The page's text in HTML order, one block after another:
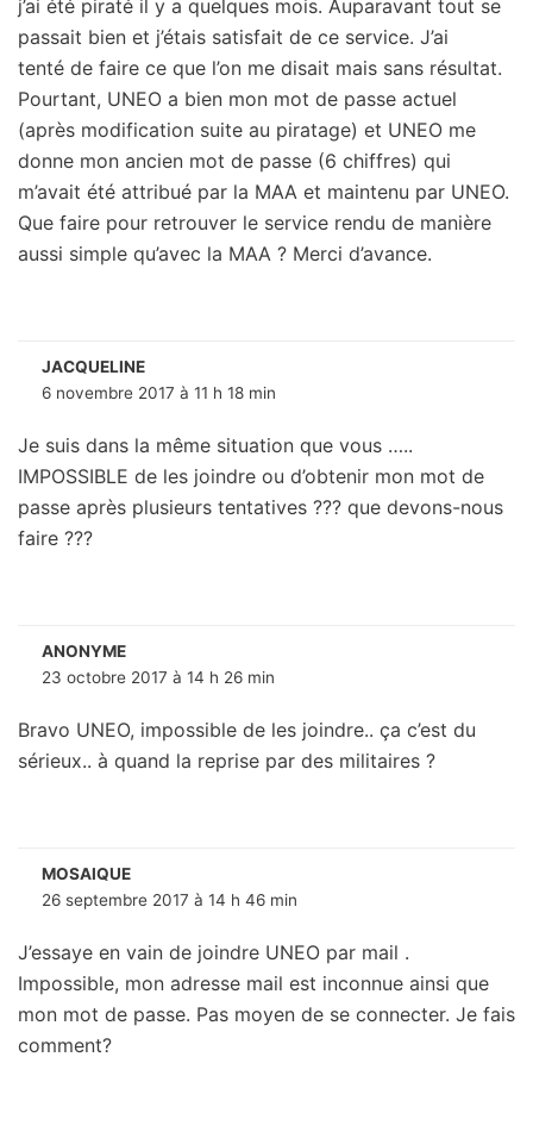
j’ai été piraté il y a quelques mois. Auparavant tout se
passait bien et j’étais satisfait de ce service. J’ai
tenté de faire ce que l’on me disait mais sans résultat.
Pourtant, UNEO a bien mon mot de passe actuel
(après modification suite au piratage) et UNEO me
donne mon ancien mot de passe (6 chiffres) qui
m’avait été attribué par la MAA et maintenu par UNEO.
Que faire pour retrouver le service rendu de manière
aussi simple qu’avec la MAA ? Merci d’avance.
JACQUELINE
6 novembre 2017 à 11 h 18 min
Je suis dans la même situation que vous …..
IMPOSSIBLE de les joindre ou d’obtenir mon mot de
passe après plusieurs tentatives ??? que devons-nous
faire ???
ANONYME
23 octobre 2017 à 14 h 26 min
Bravo UNEO, impossible de les joindre.. ça c’est du
sérieux.. à quand la reprise par des militaires ?
MOSAIQUE
26 septembre 2017 à 14 h 46 min
J’essaye en vain de joindre UNEO par mail .
Impossible, mon adresse mail est inconnue ainsi que
mon mot de passe. Pas moyen de se connecter. Je fais
comment?